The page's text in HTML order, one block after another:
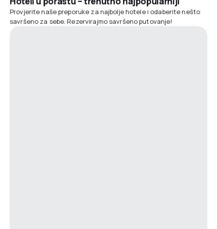
Provjerite naše preporuke za najbolje hotele i odaberite nešto
savršeno za sebe. Rezervirajmo savršeno putovanje!